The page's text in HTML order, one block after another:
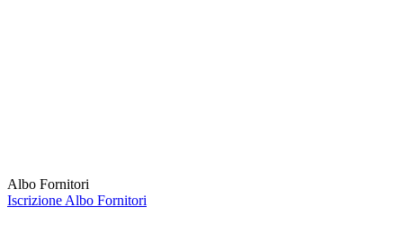
Albo Fornitori
Iscrizione Albo Fornitori